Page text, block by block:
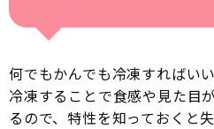
何でもかんでも冷凍すればい
冷凍することで食感や見た目
るので、特性を知っておくと